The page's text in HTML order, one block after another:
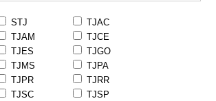
STJ
TJAC
TJAM
TJCE
TJES
TJGO
TJMS
TJPA
TJPR
TJRR
TJSC
TJSP